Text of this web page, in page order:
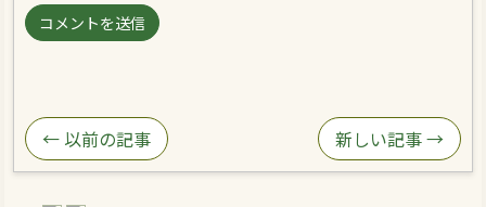
← 以前の記事 新しい記事 →